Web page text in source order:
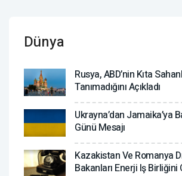
Dünya
Rusya, ABD’nin Kıta
Tanımadığını Açıkladı
Ukrayna’dan Jamaika’ya
Günü Mesajı
Kazakistan Ve Romanya
Bakanları Enerji Iş Birliğini